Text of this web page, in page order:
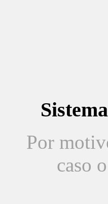
Por
caso